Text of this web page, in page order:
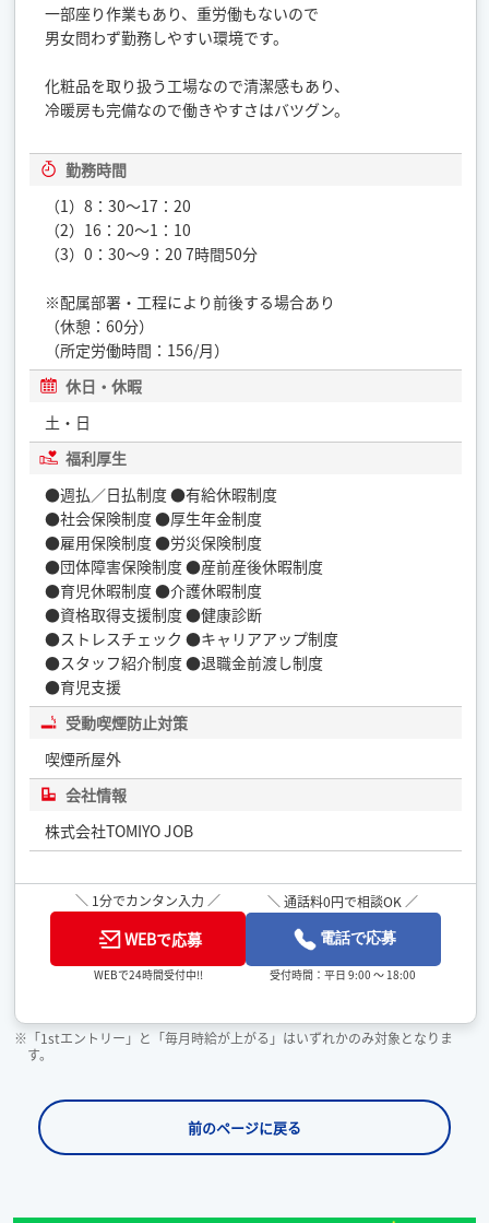
一部座り作業もあり、重労働もないので
男女問わず勤務しやすい環境です。
化粧品を取り扱う工場なので清潔感もあり、
冷暖房も完備なので働きやすさはバツグン。
勤務時間
（1）8：30〜17：20
（2）16：20〜1：10
（3）0：30〜9：20 7時間50分
※配属部署・工程により前後する場合あり
（休憩：60分）
（所定労働時間：156/月）
休日・休暇
土・日
福利厚生
●週払／日払制度 ●有給休暇制度
●社会保険制度 ●厚生年金制度
●雇用保険制度 ●労災保険制度
●団体障害保険制度 ●産前産後休暇制度
●育児休暇制度 ●介護休暇制度
●資格取得支援制度 ●健康診断
●ストレスチェック ●キャリアアップ制度
●スタッフ紹介制度 ●退職金前渡し制度
●育児支援
受動喫煙防止対策
喫煙所屋外
会社情報
株式会社TOMIYO JOB
＼ 1分でカンタン入力 ／
WEBで応募
WEBで24時間受付中!!
＼ 通話料0円で相談OK ／
電話で応募
受付時間：平日 9:00 ～ 18:00
※「1stエントリー」と「毎月時給が上がる」はいずれかのみ対象となりま
す。
前のページに戻る